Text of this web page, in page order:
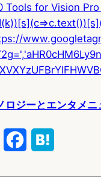
Tools for Vision
ロジーとエンタメニ